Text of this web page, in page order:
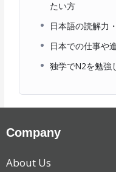
たい方
日本語の読解力
日本での仕事や
独学でN2を勉強
Company
About Us